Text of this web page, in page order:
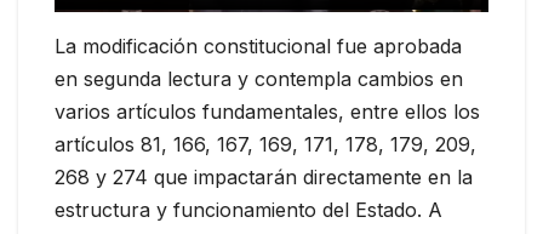
La modificación constitucional fue aprobada
en segunda lectura y contempla cambios en
varios artículos fundamentales, entre ellos los
artículos 81, 166, 167, 169, 171, 178, 179, 209,
268 y 274 que impactarán directamente en la
estructura y funcionamiento del Estado. A